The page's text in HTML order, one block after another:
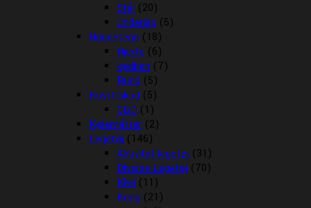
Stål (20)
Underlag (5)
Hundetegn (18)
Hjerte (6)
kødben (7)
Rund (5)
Kosttilskud (5)
CBD (1)
Kølemåtter (2)
Legetøj (146)
Aktivitet legetøj (31)
Diverse Legetøj (70)
Kiwi (11)
Kong (21)